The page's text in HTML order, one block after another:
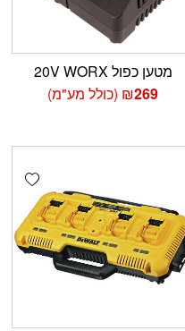
מטען כפול 20V WORX
₪269 (כולל מע"מ)